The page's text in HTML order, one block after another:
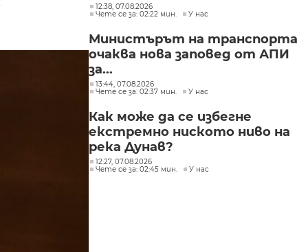
12:38, 07.08.2026
Чете се за: 02:22 мин.
У нас
Министърът на транспорта
очаква нова заповед от АПИ
за...
13:44, 07.08.2026
Чете се за: 02:37 мин.
У нас
Как може да се избегне
екстремно ниското ниво на
река Дунав?
12:27, 07.08.2026
Чете се за: 02:45 мин.
У нас